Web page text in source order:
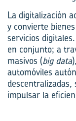
La digitalización
y convierte
servicios
en conjunto; a
masivos (big data
automóviles
impulsar la